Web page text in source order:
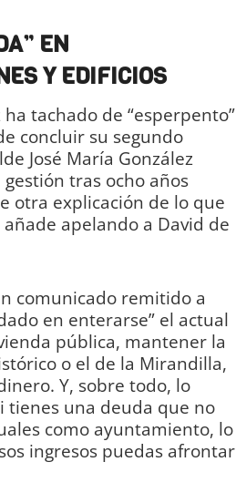
EN
Y EDIFICIOS
tachado de “esperpento”
concluir su segundo
José María González
gestión tras ocho años
otra explicación de lo que
apelando a David de
comunicado remitido a
en enterarse” el actual
pública, mantener la
o el de la Mirandilla,
Y, sobre todo, lo
tienes una deuda que no
como ayuntamiento, lo
ingresos puedas afrontar